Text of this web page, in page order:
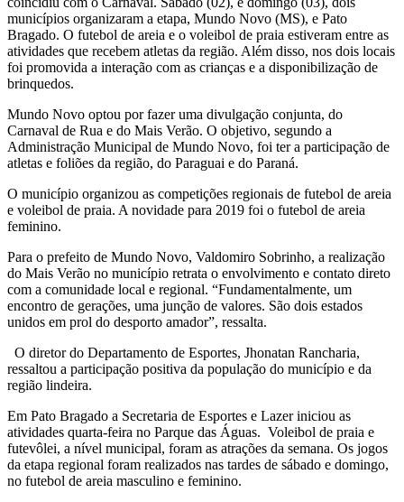
municípios organizaram a etapa, Mundo Novo (MS), e Pato
Bragado. O futebol de areia e o voleibol de praia estiveram entre as
atividades que recebem atletas da região. Além disso, nos dois locais
foi promovida a interação com as crianças e a disponibilização de
brinquedos.
Mundo Novo optou por fazer uma divulgação conjunta, do
Carnaval de Rua e do Mais Verão. O objetivo, segundo a
Administração Municipal de Mundo Novo, foi ter a participação de
atletas e foliões da região, do Paraguai e do Paraná.
O município organizou as competições regionais de futebol de areia
e voleibol de praia. A novidade para 2019 foi o futebol de areia
feminino.
Para o prefeito de Mundo Novo, Valdomiro Sobrinho, a realização
do Mais Verão no município retrata o envolvimento e contato direto
com a comunidade local e regional. “Fundamentalmente, um
encontro de gerações, uma junção de valores. São dois estados
unidos em prol do desporto amador”, ressalta.
O diretor do Departamento de Esportes, Jhonatan Rancharia,
ressaltou a participação positiva da população do município e da
região lindeira.
Em Pato Bragado a Secretaria de Esportes e Lazer iniciou as
atividades quarta-feira no Parque das Águas. Voleibol de praia e
futevôlei, a nível municipal, foram as atrações da semana. Os jogos
da etapa regional foram realizados nas tardes de sábado e domingo,
no futebol de areia masculino e feminino.